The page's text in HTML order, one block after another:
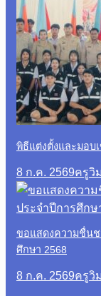
พิธีแต่งตั้งและมอบ
8 ก.ค. 2569ครูวิ
ขอแสดงความชื่น
ศึกษา 2568
8 ก.ค. 2569ครูวิ